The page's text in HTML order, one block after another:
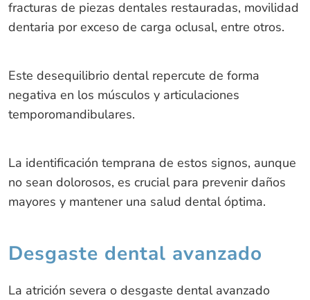
fracturas de piezas dentales restauradas, movilidad
dentaria por exceso de carga oclusal, entre otros.
Este desequilibrio dental repercute de forma
negativa en los músculos y articulaciones
temporomandibulares.
La identificación temprana de estos signos, aunque
no sean dolorosos, es crucial para prevenir daños
mayores y mantener una salud dental óptima.
Desgaste dental avanzado
La atrición severa o desgaste dental avanzado